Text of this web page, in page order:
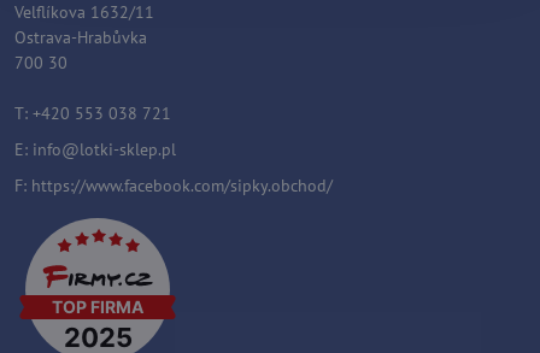
Velflíkova 1632/11
Ostrava-Hrabůvka
700 30
T: +420 553 038 721
E: info@lotki-sklep.pl
F: https://www.facebook.com/sipky.obchod/